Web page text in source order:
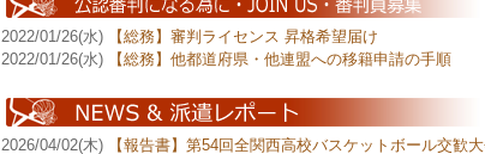
2022/01/26(水)
【総務】審判ライセンス 昇格希望届け
2022/01/26(水)
【総務】他都道府県・他連盟への移籍申請の手順
2026/04/02(木)
【報告書】第54回全関西高校バスケットボール交歓大